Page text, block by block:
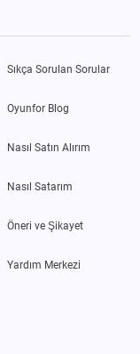
Sıkça Sorulan Sorular
Oyunfor Blog
Nasıl Satın Alırım
Nasıl Satarım
Öneri ve Şikayet
Yardım Merkezi